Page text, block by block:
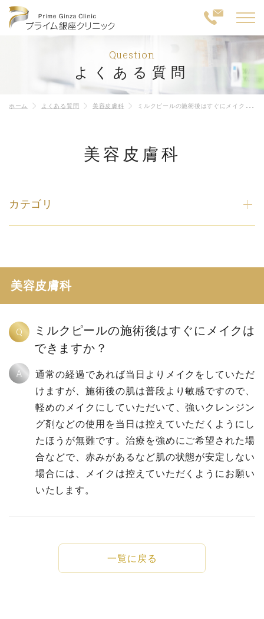
Question
よくある質問
ホーム よくある質問 美容皮膚科 ミルクピールの施術後はすぐにメイクはできますか？
美容皮膚科
カテゴリ
美容皮膚科
Q
ミルクピールの施術後はすぐにメイクは
できますか？
A
通常の経過であれば当日よりメイクをしていただ
けますが、施術後の肌は普段より敏感ですので、
軽めのメイクにしていただいて、強いクレンジン
グ剤などの使用を当日は控えていただくようにし
たほうが無難です。治療を強めにご希望された場
合などで、赤みがあるなど肌の状態が安定しない
場合には、メイクは控えていただくようにお願い
いたします。
一覧に戻る